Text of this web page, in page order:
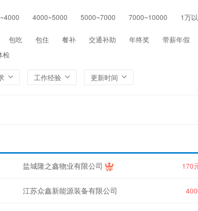
农/林/牧/渔业 其他
4000~5000 5000~7000 7000~10000 1万
包吃 包住 餐补 交通补助 年终奖 带薪年假
检
工作经验 更新时间
盐城隆之鑫物业有限公司 170
江苏众鑫新能源装备有限公司